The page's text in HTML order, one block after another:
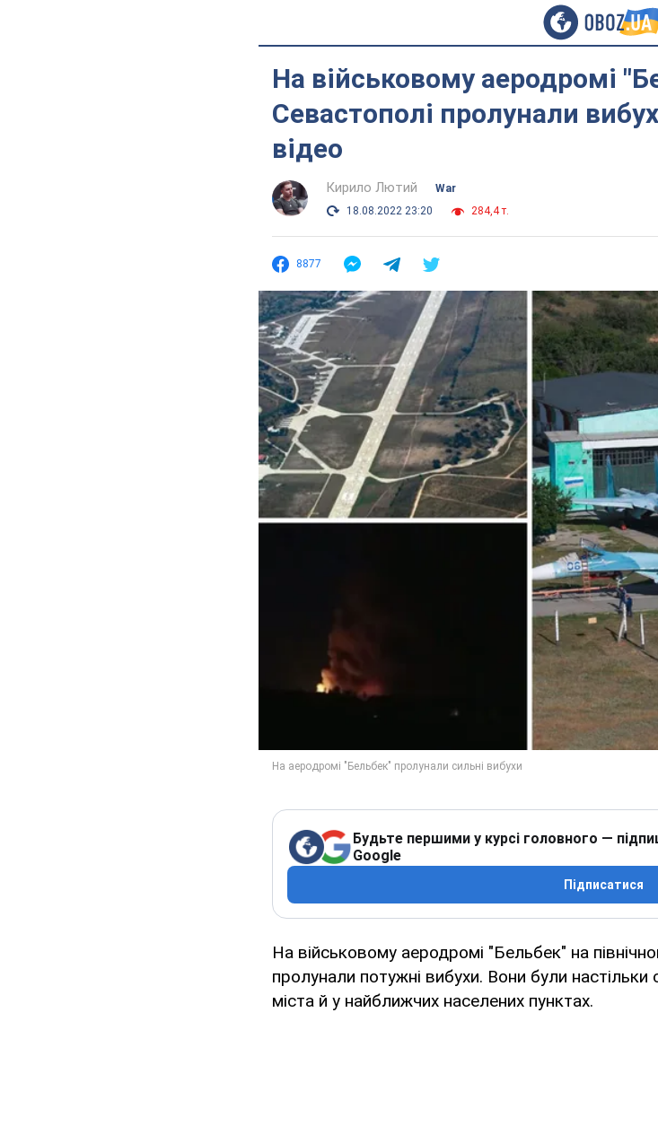
На військовому аеродромі
Севастополі пролунали
відео
Кирило Лютий
War
18.08.2022 23:20
284,4 т.
8877
Будьте першими у курсі головного —
Google
Підписатися
На військовому аеродромі "Бельбек" на
пролунали потужні вибухи. Вони були настільки
міста й у найближчих населених пунктах.